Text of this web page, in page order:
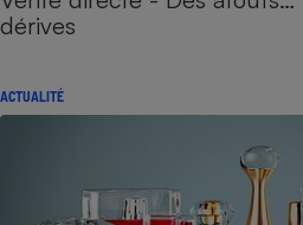
dérives
ACTUALITÉ